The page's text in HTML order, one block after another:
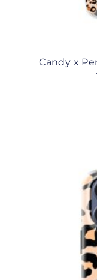
Candy x